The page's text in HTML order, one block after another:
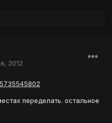
2012
переделать. остальное